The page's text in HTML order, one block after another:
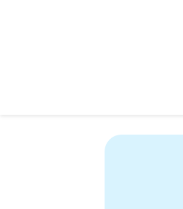
福岡市の子育て情報サイト